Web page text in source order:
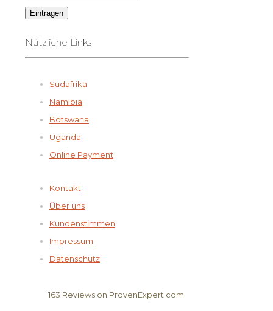
Nützliche Links
Südafrika
Namibia
Botswana
Uganda
Online Payment
Kontakt
Über uns
Kundenstimmen
Impressum
Datenschutz
163 Reviews on ProvenExpert.com